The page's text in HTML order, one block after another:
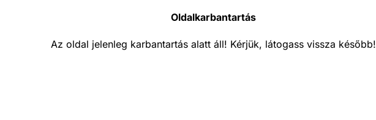
Oldalkarbantartás
Az oldal jelenleg karbantartás alatt áll! Kérjük, látogass vissza később!